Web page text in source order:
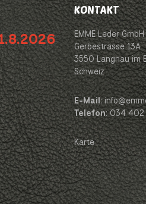
KONTAKT
EMME Leder GmbH
Gerbestrasse 13A
3550 Langnau im
Schweiz
E-Mail:
Telefon: 034 402
Karte